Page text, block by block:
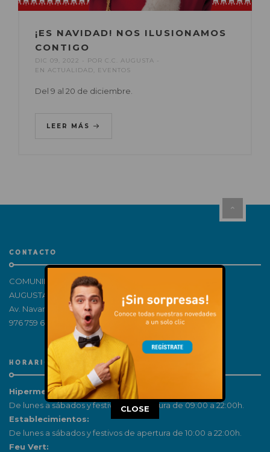
¡ES NAVIDAD! NOS ILUSIONAMOS
CONTIGO
DIC 09, 2022 POR C.C. AUGUSTA
EN ACTUALIDAD EVENTOS
Del 9 al 20 de diciembre.
LEER MÁS
CONTACTO
COMUNIDAD DE PROPIETARIOS CENTRO COMERCIAL
AUGUSTA – H81512998
Av. Navarra, 180, 50011 Zaragoza
976 759 650
HORARIOS
Hipermercado:
De lunes a sábados y festivos de apertura de 09:00 a 22:00h.
Establecimientos:
De lunes a sábados y festivos de apertura de 10:00 a 22:00h.
Feu Vert:
This popup will close in:16
CLOSE